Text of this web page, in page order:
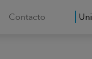
Contacto